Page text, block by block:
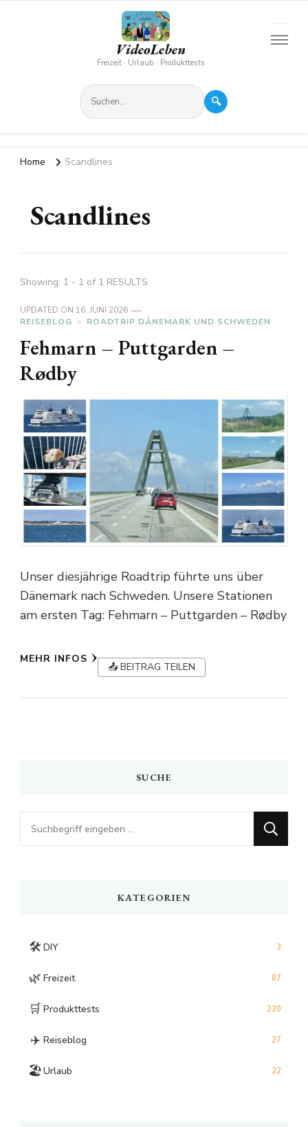
VideoLeben
Freizeit · Urlaub · Produkttests
🔍
Home Scandlines
Scandlines
Showing: 1 - 1 of 1 RESULTS
UPDATED ON 16. JUNI 2026
REISEBLOG
ROADTRIP DÄNEMARK UND SCHWEDEN
Fehmarn – Puttgarden –
Rødby
Unser diesjährige Roadtrip führte uns über
Dänemark nach Schweden. Unsere Stationen
am ersten Tag: Fehmarn – Puttgarden – Rødby
MEHR INFOS
📤 BEITRAG TEILEN
SUCHE
Looking
for
KATEGORIEN
🛠️ DIY 3
🌿 Freizeit 87
🛒 Produkttests 220
✈️ Reiseblog 27
🏖️Urlaub 22